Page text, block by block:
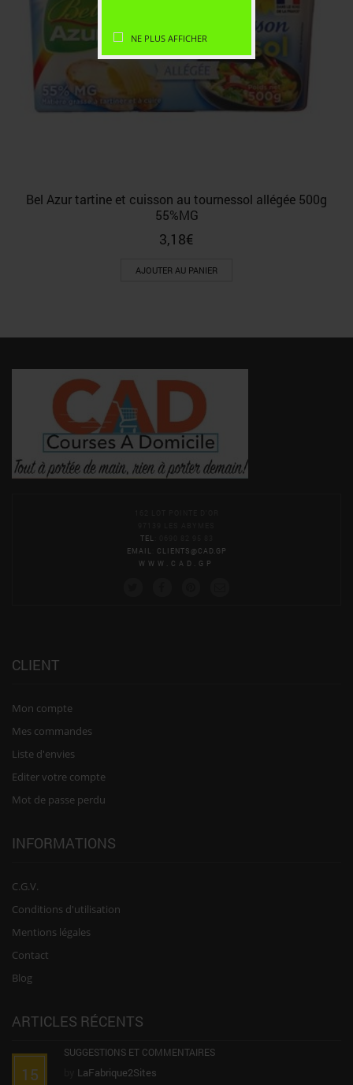
NE PLUS AFFICHER
Bel Azur tartine et cuisson au tournessol allégée 500g
55%MG
3,18€
AJOUTER AU PANIER
TEL
EMAIL
CLIENTS@CAD.GP
WWW.CAD.GP
CLIENT
Mon compte
Mes commandes
Liste d'envies
Editer votre compte
Mot de passe perdu
INFORMATIONS
C.G.V.
Conditions d'utilisation
Mentions légales
Contact
Blog
ARTICLES RÉCENTS
15
SUGGESTIONS ET COMMENTAIRES
LaFabrique2Sites